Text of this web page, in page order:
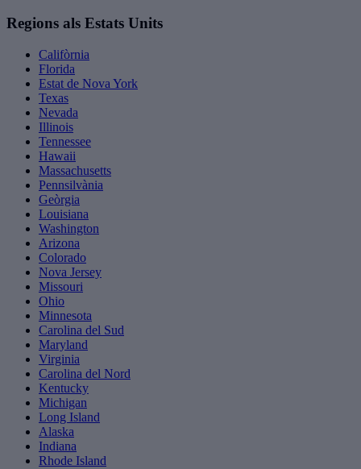
Regions als Estats Units
Califòrnia
Florida
Estat de Nova York
Texas
Nevada
Illinois
Tennessee
Hawaii
Massachusetts
Pennsilvània
Geòrgia
Louisiana
Washington
Arizona
Colorado
Nova Jersey
Missouri
Ohio
Minnesota
Carolina del Sud
Maryland
Virginia
Carolina del Nord
Kentucky
Michigan
Long Island
Alaska
Indiana
Rhode Island